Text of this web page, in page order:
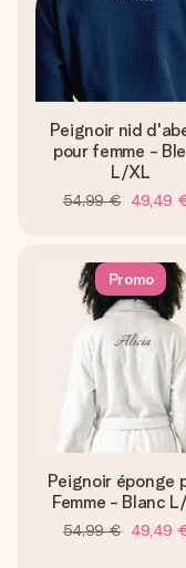
Peignoir nid
pour femme -
L/XL
54,99 € 49,49
Promo
Peignoir éponge
Femme - Blanc
54,99 € 49,49